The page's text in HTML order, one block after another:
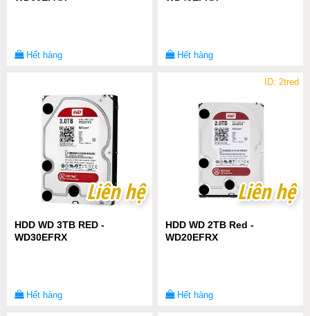
Hết hàng Hết hàng
Liên hệ
Liên hệ
HDD WD 3TB RED -
WD30EFRX
Hết hàng
ID: 2tred
Liên hệ
Liên hệ
HDD WD 2TB Red -
WD20EFRX
Hết hàng